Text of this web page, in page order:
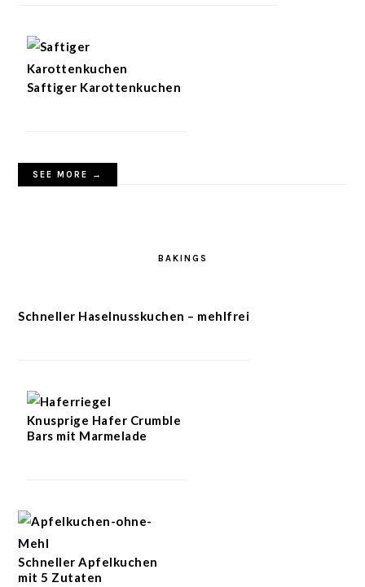
Saftiger Karottenkuchen
SEE MORE →
BAKINGS
Schneller Haselnusskuchen – mehlfrei
Knusprige Hafer Crumble
Bars mit Marmelade
Schneller Apfelkuchen
mit 5 Zutaten